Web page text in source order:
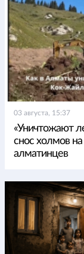
03 августа, 15:37
«Уничтожают
снос холмов
алматинцев